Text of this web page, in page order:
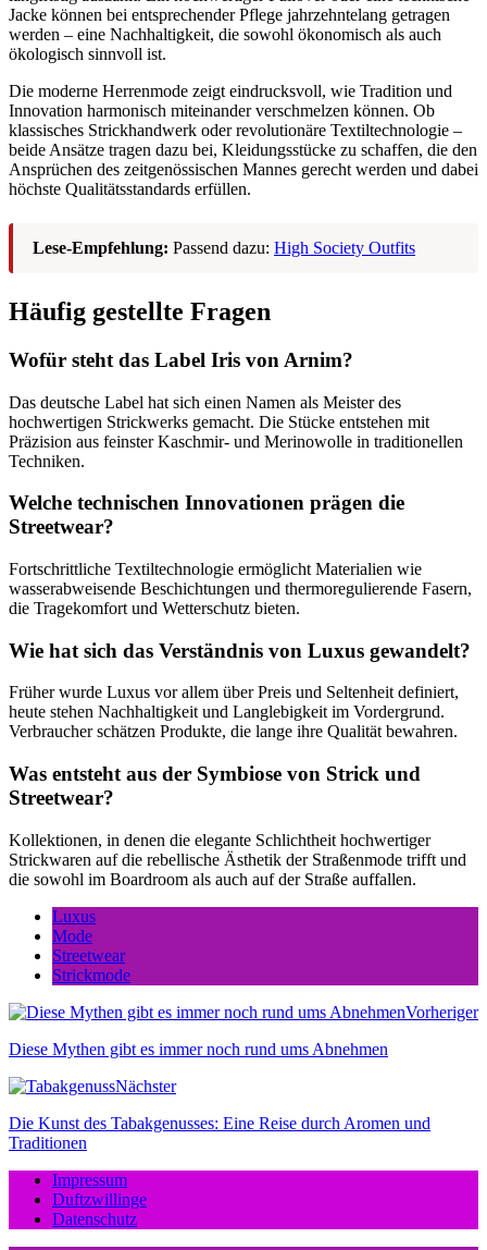
Jacke können bei entsprechender Pflege jahrzehntelang getragen
werden – eine Nachhaltigkeit, die sowohl ökonomisch als auch
ökologisch sinnvoll ist.
Die moderne Herrenmode zeigt eindrucksvoll, wie Tradition und
Innovation harmonisch miteinander verschmelzen können. Ob
klassisches Strickhandwerk oder revolutionäre Textiltechnologie –
beide Ansätze tragen dazu bei, Kleidungsstücke zu schaffen, die den
Ansprüchen des zeitgenössischen Mannes gerecht werden und dabei
höchste Qualitätsstandards erfüllen.
Lese-Empfehlung: Passend dazu: High Society Outfits
Häufig gestellte Fragen
Wofür steht das Label Iris von Arnim?
Das deutsche Label hat sich einen Namen als Meister des
hochwertigen Strickwerks gemacht. Die Stücke entstehen mit
Präzision aus feinster Kaschmir- und Merinowolle in traditionellen
Techniken.
Welche technischen Innovationen prägen die
Streetwear?
Fortschrittliche Textiltechnologie ermöglicht Materialien wie
wasserabweisende Beschichtungen und thermoregulierende Fasern,
die Tragekomfort und Wetterschutz bieten.
Wie hat sich das Verständnis von Luxus gewandelt?
Früher wurde Luxus vor allem über Preis und Seltenheit definiert,
heute stehen Nachhaltigkeit und Langlebigkeit im Vordergrund.
Verbraucher schätzen Produkte, die lange ihre Qualität bewahren.
Was entsteht aus der Symbiose von Strick und
Streetwear?
Kollektionen, in denen die elegante Schlichtheit hochwertiger
Strickwaren auf die rebellische Ästhetik der Straßenmode trifft und
die sowohl im Boardroom als auch auf der Straße auffallen.
Luxus
Mode
Streetwear
Strickmode
Vorheriger
Diese Mythen gibt es immer noch rund ums Abnehmen
Nächster
Die Kunst des Tabakgenusses: Eine Reise durch Aromen und
Traditionen
Impressum
Duftzwillinge
Datenschutz